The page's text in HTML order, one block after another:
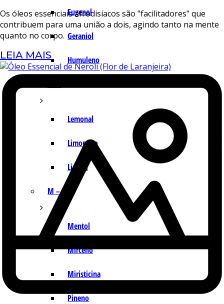
Eugenol
Geraniol
Humuleno
Lemonal
Limoneno
Linalol
M – P
Mentol
Mirceno
Miristicina
Pineno
Os óleos essenciais afrodisíacos são "facilitadores" que
contribuem para uma união a dois, agindo tanto na mente
quanto no corpo.
LEIA MAIS